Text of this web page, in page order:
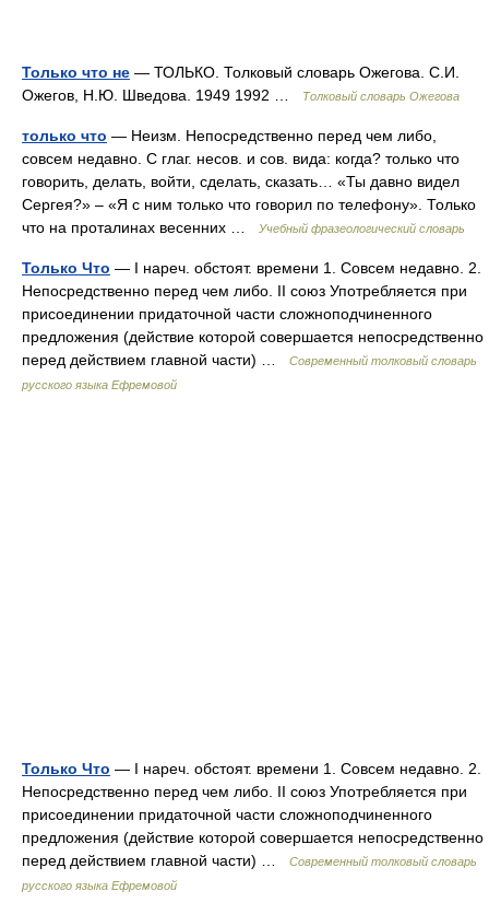
Только что не — ТОЛЬКО. Толковый словарь Ожегова. С.И.
Ожегов, Н.Ю. Шведова. 1949 1992 …
Толковый словарь Ожегова
только что — Неизм. Непосредственно перед чем либо,
совсем недавно. С глаг. несов. и сов. вида: когда? только что
говорить, делать, войти, сделать, сказать… «Ты давно видел
Сергея?» – «Я с ним только что говорил по телефону». Только
что на проталинах весенних …
Учебный фразеологический словарь
Только Что — I нареч. обстоят. времени 1. Совсем недавно. 2.
Непосредственно перед чем либо. II союз Употребляется при
присоединении придаточной части сложноподчиненного
предложения (действие которой совершается непосредственно
перед действием главной части) …
Современный толковый словарь
русского языка Ефремовой
Только Что — I нареч. обстоят. времени 1. Совсем недавно. 2.
Непосредственно перед чем либо. II союз Употребляется при
присоединении придаточной части сложноподчиненного
предложения (действие которой совершается непосредственно
перед действием главной части) …
Современный толковый словарь
русского языка Ефремовой